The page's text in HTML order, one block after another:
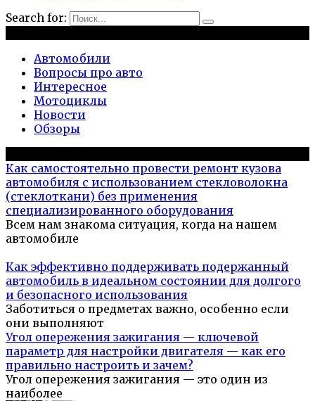
Search for:
Автомобили
Вопросы про авто
Интересное
Мотоциклы
Новости
Обзоры
Как самостоятельно провести ремонт кузова
автомобиля с использованием стекловолокна
(стеклоткани) без применения
специализированного оборудования
Всем нам знакома ситуация, когда на нашем
автомобиле
Как эффективно поддерживать подержанный
автомобиль в идеальном состоянии для долгого
и безопасного использования
Заботиться о предметах важно, особенно если
они выполняют
Угол опережения зажигания — ключевой
параметр для настройки двигателя — как его
правильно настроить и зачем?
Угол опережения зажигания — это один из
наиболее